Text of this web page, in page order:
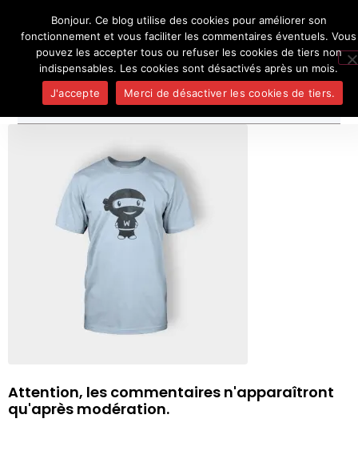
UN BLOG DESEL
Je pense, donc je ne suis personne
Médias
Attention, les commentaires n'apparaîtront
qu'après modération.
Bonjour. Ce blog utilise des cookies pour améliorer son
fonctionnement et vous faciliter les commentaires éventuels. Vous
pouvez les accepter tous ou refuser les cookies de tiers non
indispensables. Les cookies sont désactivés après un mois.
J'accepte
Merci de désactiver les cookies de tiers.